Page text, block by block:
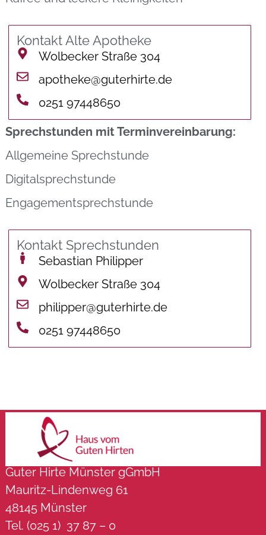
Kontakt Alte Apotheke
Wolbecker Straße 304
apotheke@guterhirte.de
0251 97448650
Sprechstunden mit Terminvereinbarung:
Allgemeine Sprechstunde
Digitalsprechstunde
Engagementsprechstunde
Kontakt Sprechstunden
Sebastian Philipper
Wolbecker Straße 304
philipper@guterhirte.de
0251 97448650
Guter Hirte Münster gGmbH
Mauritz-Lindenweg 61
48145 Münster
Tel. (025 1) 37 87 – 0